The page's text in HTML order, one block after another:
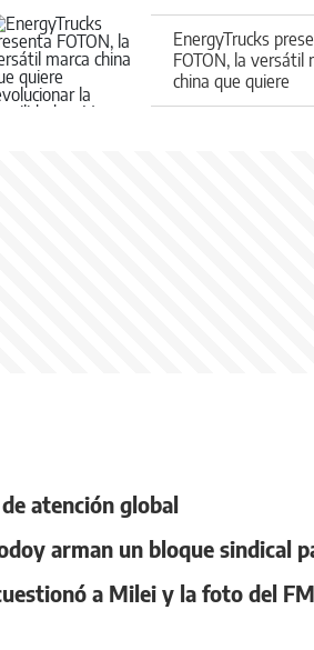
EnergyTrucks
FOTON, la versátil
china que quiere
revolucionar la
atención global
arman un bloque sindical
a Milei y la foto del